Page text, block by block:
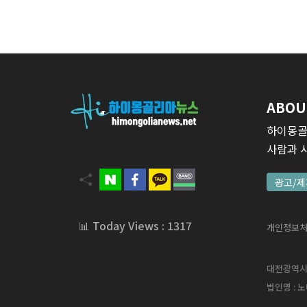
📊 Today Views : 1317
하이몽
사람과
광고/
개인정보
대전광역
법인명 :